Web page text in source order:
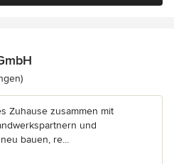
5 von 5 Sternen
Zuhause zusammen mit
und
bauen, re...